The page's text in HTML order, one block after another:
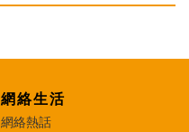
網絡生活
網絡熱話